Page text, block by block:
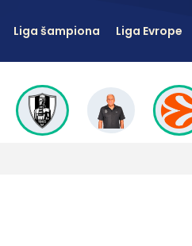
Liga šampiona Liga Evrope